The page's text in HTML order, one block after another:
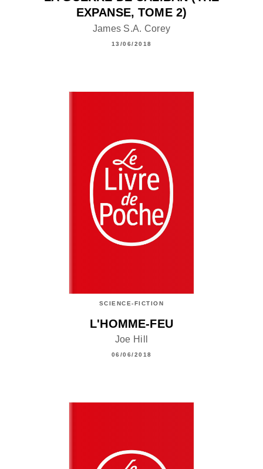
EXPANSE, TOME 2)
James S.A. Corey
13/06/2018
SCIENCE-FICTION
L'HOMME-FEU
Joe Hill
06/06/2018